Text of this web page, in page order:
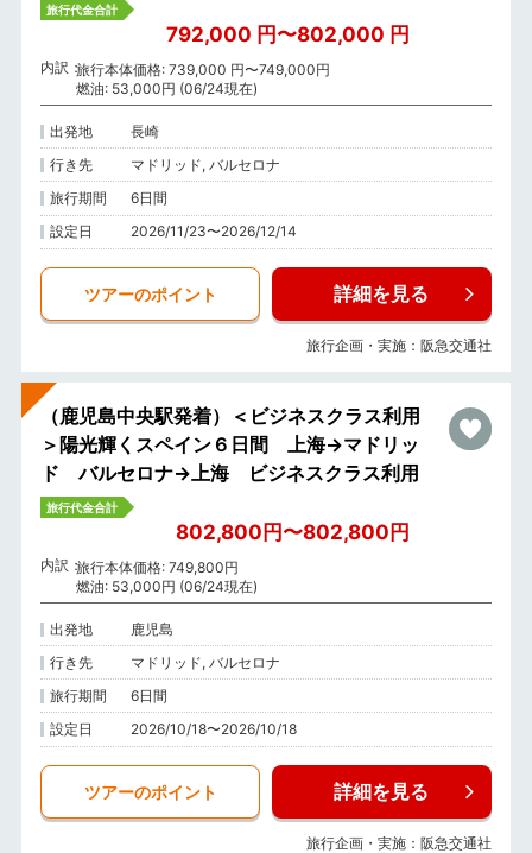
旅行代金合計
792,000 円〜802,000 円
内訳 旅行本体価格: 739,000 円〜749,000円
燃油: 53,000円 (06/24現在)
出発地
長崎
行き先
マドリッド, バルセロナ
旅行期間
6日間
設定日
2026/11/23〜2026/12/14
ツアーのポイント 詳細を見る
旅行企画・実施：阪急交通社
（鹿児島中央駅発着）＜ビジネスクラス利用
＞陽光輝くスペイン６日間 上海→マドリッ
ド バルセロナ→上海 ビジネスクラス利用
旅行代金合計
802,800円〜802,800円
内訳 旅行本体価格: 749,800円
燃油: 53,000円 (06/24現在)
出発地
鹿児島
行き先
マドリッド, バルセロナ
旅行期間
6日間
設定日
2026/10/18〜2026/10/18
ツアーのポイント 詳細を見る
旅行企画・実施：阪急交通社